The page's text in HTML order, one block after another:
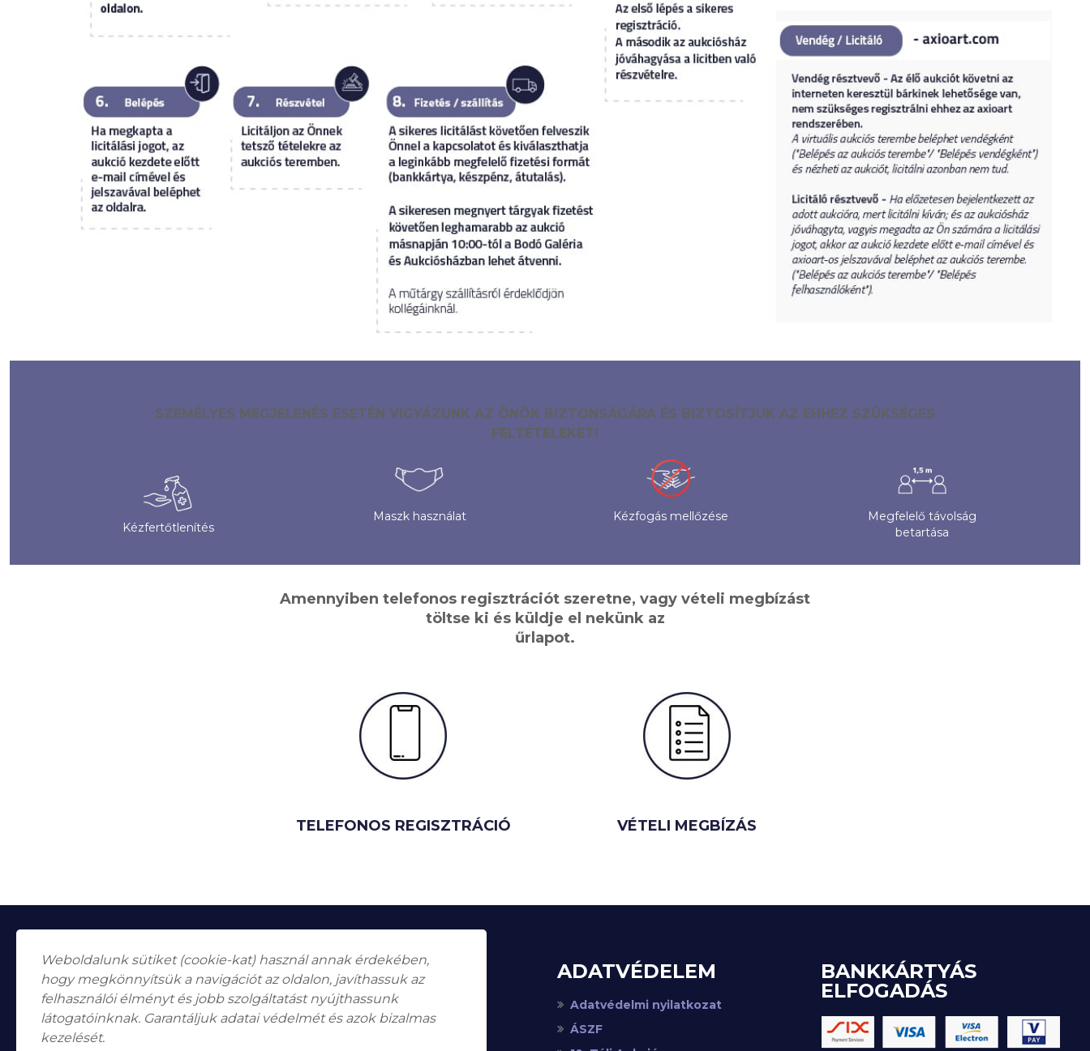
SZEMÉLYES MEGJELENÉS ESETÉN VIGYÁZUNK AZ ÖNÖK BIZTONSÁGÁRA ÉS BIZTOSÍTJUK AZ EHHEZ SZÜKSÉGES
FELTÉTELEKET!
Kézfertőtlenítés
Maszk használat Kézfogás mellőzése
Megfelelő távolság
betartása
Amennyiben telefonos regisztrációt szeretne, vagy vételi megbízást
töltse ki és küldje el nekünk az
űrlapot.
TELEFONOS REGISZTRÁCIÓ VÉTELI MEGBÍZÁS
Falk Miksa utca 24-26. H-1055
Budapest
ADATVÉDELEM
Adatvédelmi nyilatkozat
ÁSZF
BANKKÁRTYÁS
ELFOGADÁS
Weboldalunk sütiket (cookie-kat) használ annak érdekében,
hogy megkönnyítsük a navigációt az oldalon, javíthassuk az
felhasználói élményt és jobb szolgáltatást nyújthassunk
látogatóinknak. Garantáljuk adatai védelmét és azok bizalmas
kezelését.